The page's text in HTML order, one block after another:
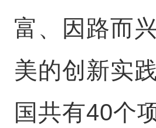
富、因路而
美的创新实
国共有40个